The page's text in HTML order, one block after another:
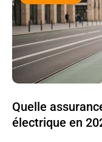
Quelle
électrique en